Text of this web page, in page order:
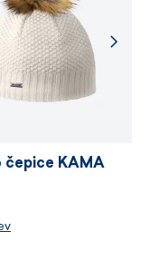
lemu.
čepice KAMA